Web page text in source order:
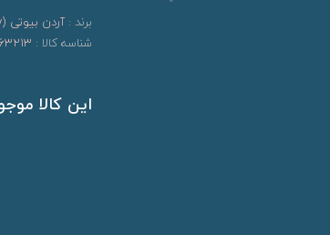
برند : آردن بیوتی (Ardene Beauty)
شناسه کالا : 63213
این کالا